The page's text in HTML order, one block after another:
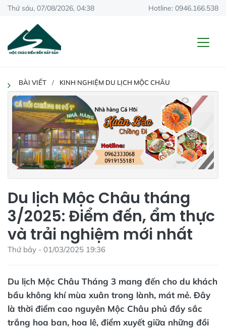
Thứ sáu, 07/08/2026, 04:38 Hotline: 0946.166.538
BÀI VIẾT KINH NGHIỆM DU LỊCH MỘC CHÂU
Du lịch Mộc Châu tháng
3/2025: Điểm đến, ẩm thực
và trải nghiệm mới nhất
Thứ bảy - 01/03/2025 19:36
Du lịch Mộc Châu Tháng 3 mang đến cho du khách
bầu không khí mùa xuân trong lành, mát mẻ. Đây
là thời điểm cao nguyên Mộc Châu phủ đầy sắc
trắng hoa ban, hoa lê, điểm xuyết giữa những đồi